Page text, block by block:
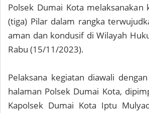
Polsek Dumai Kota melaksanakan
(tiga) Pilar dalam rangka
aman dan kondusif di Wilayah
Rabu (15/11/2023).
Pelaksana kegiatan diawali
halaman Polsek Dumai Kota,
Kapolsek Dumai Kota Iptu